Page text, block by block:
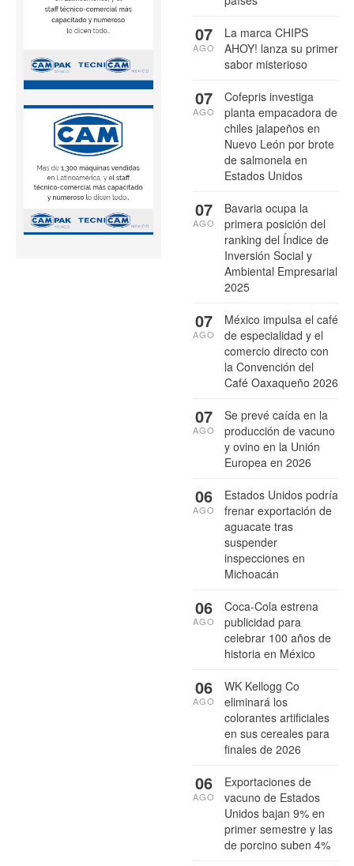
La marca CHIPS
AHOY! lanza su primer
sabor misterioso
07
AGO
Cofepris investiga
planta empacadora de
chiles jalapeños en
Nuevo León por brote
de salmonela en
Estados Unidos
07
AGO
Bavaria ocupa la
primera posición del
ranking del Índice de
Inversión Social y
Ambiental Empresarial
2025
07
AGO
México impulsa el café
de especialidad y el
comercio directo con
la Convención del
Café Oaxaqueño 2026
07
AGO
Se prevé caída en la
producción de vacuno
y ovino en la Unión
Europea en 2026
07
AGO
Estados Unidos podría
frenar exportación de
aguacate tras
suspender
inspecciones en
Michoacán
06
AGO
Coca-Cola estrena
publicidad para
celebrar 100 años de
historia en México
06
AGO
WK Kellogg Co
eliminará los
colorantes artificiales
en sus cereales para
finales de 2026
06
AGO
Exportaciones de
vacuno de Estados
Unidos bajan 9% en
primer semestre y las
de porcino suben 4%
06
AGO